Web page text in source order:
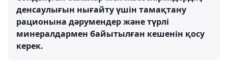
денсаулығын нығайту үшін тамақтану
рационына дәрумендер және түрлі
минералдармен байытылған кешенін қосу
керек.